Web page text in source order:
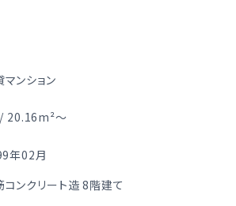
マンション
20.16m²～
年02月
コンクリート造 8階建て